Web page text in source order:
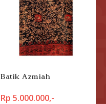
Batik Azmiah
Rp 5.000.000,-